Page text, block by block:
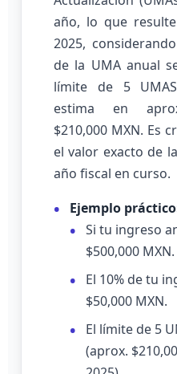
año, lo que
2025,
de la UMA anual
límite de 5
estima en
$210,000 MXN. Es
el valor exacto de
año fiscal en curso.
Ejemplo
Si tu ingreso
$500,000 MXN.
El 10% de tu
$50,000 MXN.
El límite de 5
(aprox.